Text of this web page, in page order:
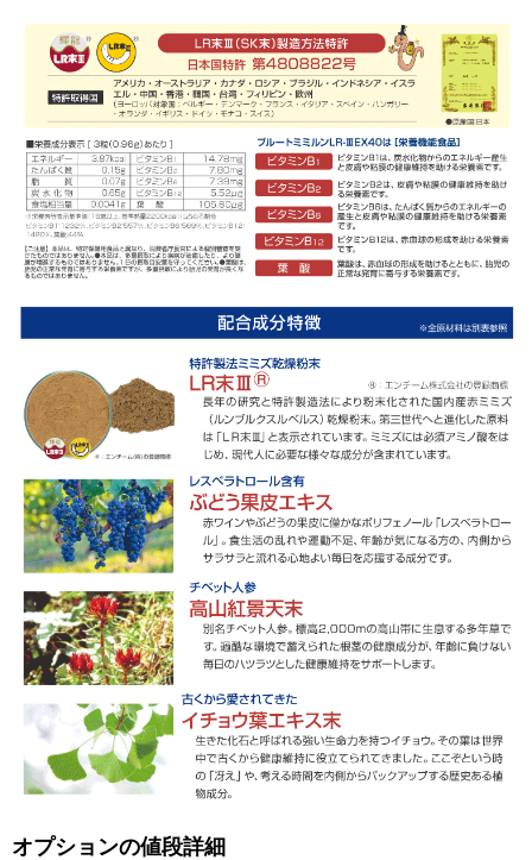
オプションの値段詳細